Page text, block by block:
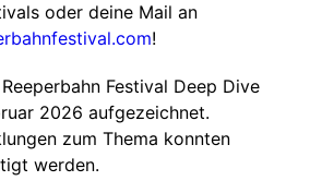
oder deine Mail an
!
Festival Deep Dive
2026 aufgezeichnet.
zum Thema konnten
werden.